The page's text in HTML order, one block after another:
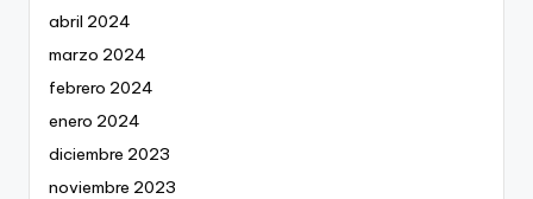
abril 2024
marzo 2024
febrero 2024
enero 2024
diciembre 2023
noviembre 2023